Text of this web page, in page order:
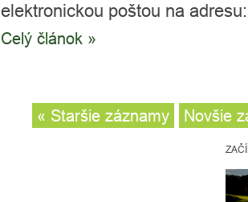
elektronickou poštou na
Celý článok »
« Staršie záznamy Novšie